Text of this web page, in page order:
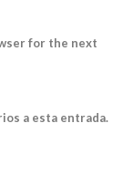
for the next
a esta entrada.